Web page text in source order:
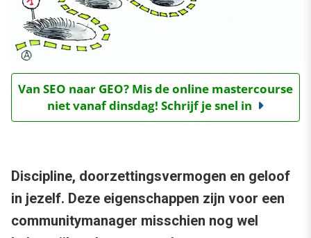
Van SEO naar GEO? Mis de online mastercourse
niet vanaf dinsdag! Schrijf je snel in
Discipline, doorzettingsvermogen en geloof
in jezelf. Deze eigenschappen zijn voor een
communitymanager misschien nog wel